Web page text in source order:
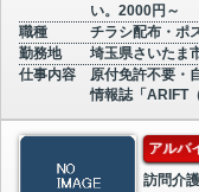
い。2000円～
職種
チラシ配布・ポ
勤務地
埼玉県さいたま
仕事内容
原付免許不要・
情報誌「ARIFT
アルバ
訪問介